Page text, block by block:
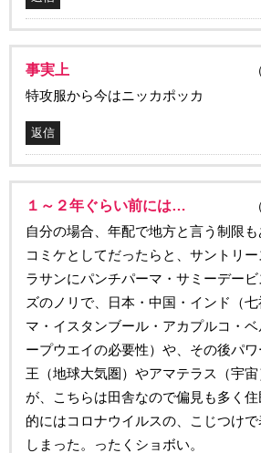
事実上
特攻服から今はニッカポッカ
返信
１～２年ぐらい前には…
自分の場合、年配で地方と言う制限
コミケとしてだったらと、サントリ
ラサンにパンチパーマ・サミーデー
ズのノリで、日本・中国・インド（
マ・イスタンブール・アカプルコ・
ープウエイの必要性）や、その後パ
王（地球大気圏）やアマテラス（宇
が、こちらは田舎なので偏見も多く
的にはコロナウイルスの、こじつけ
しまった。ったくショボい。